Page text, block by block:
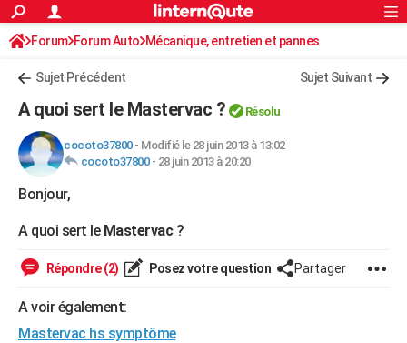
ACTUALITÉS
Politique
Société
Faits Divers
Education
Monde
Villes
+
FINANCE
Retraite
Impôts
Epargne
Immobilier
Risques naturels par ville
Banque
Assurance
Crédit
AUTO
Essais
Réserver un essai
Citadines
Berlines
SUV
Forum auto
+HIGH-TECH
Mobiles
Meilleur smartphone
Internet
Ordinateurs
Jeux vidéo
Guide high-tech
+
Forum
Aménagement intérieur
Extérieur
Cuisine
Salle de bains
Jardinage
Rangement
WEEK-END
Guides de France
Escapades
Patrimoine
Expositions
Musées
Week-end nature
+LIFESTYLE
Rechercher
S'inscrire
Connexion
Forum Forum Auto Mécanique, entretien et pannes
Sujet Précédent Sujet Suivant
A quoi sert le Mastervac ? Résolu
cocoto37800- Modifié le 28 juin 2013 à 13:02
cocoto37800- 28 juin 2013 à 20:20
Bonjour,
A quoi sert le Mastervac ?
Répondre (2) Posez votre question Partager
A voir également:
Mastervac hs symptôme